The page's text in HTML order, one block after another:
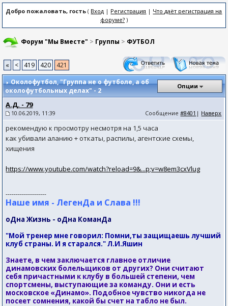
Добро пожаловать, гость ( Вход | Регистрация | Что даёт регистрация на
форуме?)
Форум "Мы Вместе" > Группы > ФУТБОЛ
« < 419 420
421
Околофутбол, "Группа не о футболе, а об
околофутбольных делах" - 2
Опции
А.Д. - 79
10.06.2019, 11:39 Сообщение#8401 | Наверх
рекомендую к просмотру несмотря на 1,5 часа
как убивали аланию + откаты, распилы, агентские схемы,
хищения
https://www.youtube.com/watch?reload=9&...p;v=w8em3cxVlug
--------------------
Наше имя - ЛегенДа и Слава !!!
оДна Жизнь - оДна КоманДа
"Мой тренер мне говорил: Помни,ты защищаешь лучший
клуб страны. И я старался." Л.И.Яшин
Знаете, в чем заключается главное отличие
динамовских болельщиков от других? Они считают
себя причастными к клубу в большей степени, чем
спортсмены, выступающие за команду. Они и есть
московское «Динамо». Подобное чувство никогда не
посеет сомнения, какой бы счет на табло не был.